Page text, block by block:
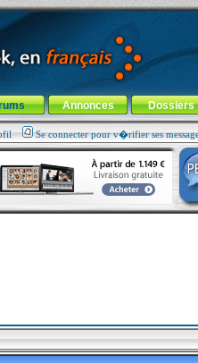
Annonces Dossiers
Se connecter pour v�rifier ses